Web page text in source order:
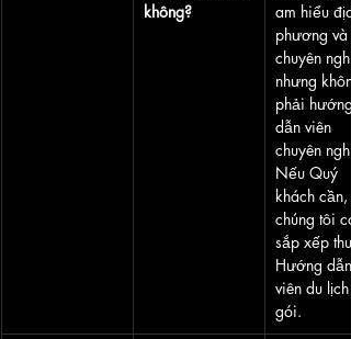
không?
am hiểu địa
phương và
chuyên
nhưng
phải hướng
dẫn viên
chuyên
Nếu Quý
khách cần,
chúng tôi
sắp xếp
Hướng dẫn
viên du lịch
gói.